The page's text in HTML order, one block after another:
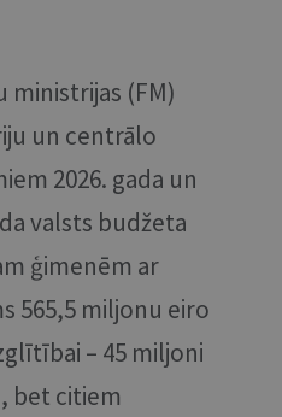
ministrijas (FM)
un centrālo
2026. gada un
valsts budžeta
ģimenēm ar
565,5 miljonu eiro
– 45 miljoni
bet citiem